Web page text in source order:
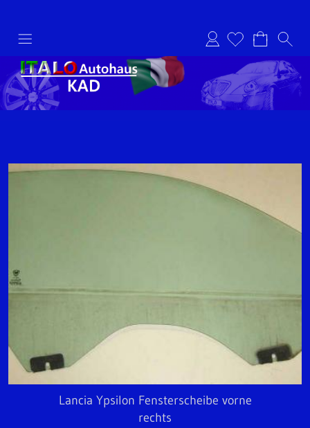
Anmelden
Lancia Ypsilon Fensterscheibe vorne
rechts